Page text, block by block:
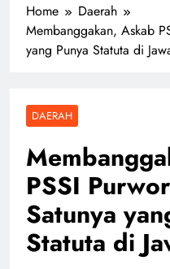
Home
Daerah
Membanggakan, Askab
yang Punya Statuta di
DAERAH
PSSI
Satunya
Statuta di